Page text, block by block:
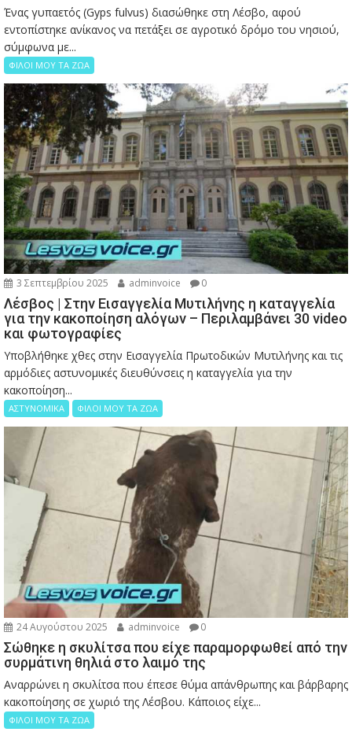
Ένας γυπαετός (Gyps fulvus) διασώθηκε στη Λέσβο, αφού
εντοπίστηκε ανίκανος να πετάξει σε αγροτικό δρόμο του νησιού,
σύμφωνα με...
ΦΙΛΟΙ ΜΟΥ ΤΑ ΖΩΑ
3 Σεπτεμβρίου 2025 adminvoice 0
Λέσβος | Στην Εισαγγελία Μυτιλήνης η καταγγελία
για την κακοποίηση αλόγων – Περιλαμβάνει 30 video
και φωτογραφίες
Υποβλήθηκε χθες στην Εισαγγελία Πρωτοδικών Μυτιλήνης και τις
αρμόδιες αστυνομικές διευθύνσεις η καταγγελία για την
κακοποίηση...
ΑΣΤΥΝΟΜΙΚΑ ΦΙΛΟΙ ΜΟΥ ΤΑ ΖΩΑ
24 Αυγούστου 2025 adminvoice 0
Σώθηκε η σκυλίτσα που είχε παραμορφωθεί από την
συρμάτινη θηλιά στο λαιμό της
Αναρρώνει η σκυλίτσα που έπεσε θύμα απάνθρωπης και βάρβαρης
κακοποίησης σε χωριό της Λέσβου. Κάποιος είχε...
ΦΙΛΟΙ ΜΟΥ ΤΑ ΖΩΑ